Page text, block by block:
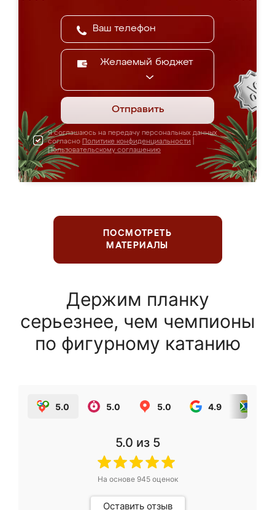
Желаемый бюджет
Отправить
Я соглашаюсь на передачу персональных данных
согласно Политике конфиденциальности
Пользовательскому соглашению
ПОСМОТРЕТЬ
МАТЕРИАЛЫ
Держим планку
серьезнее, чем чемпионы
по фигурному катанию
5.0 5.0 5.0 4.9
5.0 из 5
На основе 945оценок
Оставить отзыв